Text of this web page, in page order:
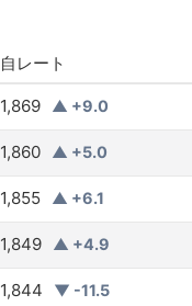
自レート
1,869 ▲ +9.0
1,860 ▲ +5.0
1,855 ▲ +6.1
1,849 ▲ +4.9
1,844 ▼ -11.5